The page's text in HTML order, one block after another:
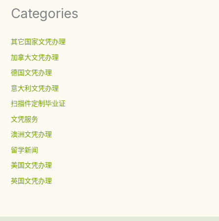
Categories
其它国家文凭办理
加拿大文凭办理
德国文凭办理
意大利文凭办理
扫描件定制毕业证
文凭服务
澳洲文凭办理
留学新闻
美国文凭办理
英国文凭办理